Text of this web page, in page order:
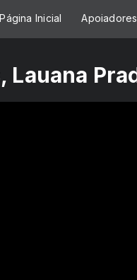
Página Inicial
Lauana